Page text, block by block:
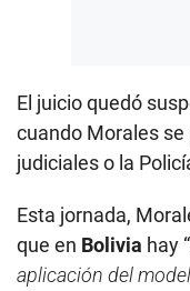
El juicio quedó
cuando Morales
judiciales o la
Esta jornada,
que en Bolivia hay “
aplicación del